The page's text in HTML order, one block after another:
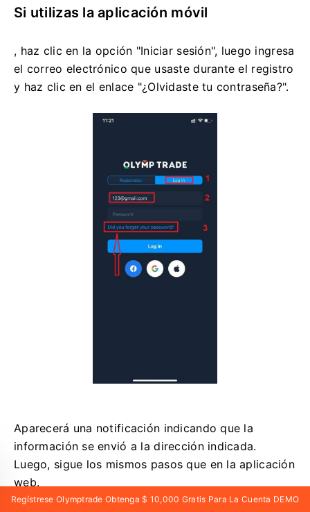
Si utilizas la aplicación móvil
, haz clic en la opción "Iniciar sesión", luego ingresa
el correo electrónico que usaste durante el registro
y haz clic en el enlace "¿Olvidaste tu contraseña?".
Aparecerá una notificación indicando que la
información se envió a la dirección indicada.
Luego, sigue los mismos pasos que en la aplicación
web.
Regístrese Olymptrade Obtenga $ 10,000 Gratis Para La Cuenta DEMO